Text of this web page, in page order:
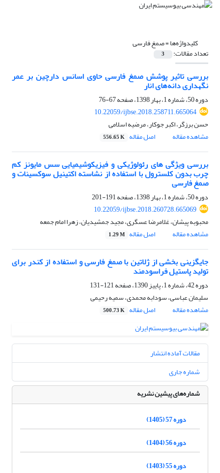
کلیدواژه‌ها =صمغ فارسی
تعداد مقالات: 3
بررسی تاثیر پوشش صمغ فارسی حاوی اسانس دارچین بر عمر
نگهداری دانه‌های انار
دوره 50، شماره 1، بهار 1398، صفحه
67-76
10.22059/ijbse.2018.258711.665064
حسن برزگر، اکبر جوکار، مرضیه اسلامی
مشاهده مقاله
اصل مقاله 556.65 K
بررسی ویژگی های رئولوژیکی و فیزیکوشیمیایی سس مایونز کم
چرب بدون کلسترول با استفاده از نشاسته اکتینیل سوکسینات و
صمغ فارسی
دوره 50، شماره 1، بهار 1398، صفحه
191-201
10.22059/ijbse.2018.260728.665069
محبوبه پیشان، غلامرضا عسگری، مجید جمشیدیان، زهرا امام جمعه
مشاهده مقاله
اصل مقاله 1.29 M
جایگزینی بخشی از ژلاتین با صمغ فارسی و استفاده از کندر برای
تولید پاستیل فراسودمند
دوره 42، شماره 1، پاییز 1390، صفحه
121-131
سلیمان عباسی، سودابه محمدی، سمیه رحیمی
مشاهده مقاله
اصل مقاله 500.73 K
مقالات آماده انتشار
شماره جاری
شماره‌های پیشین نشریه
دوره 57 (1405)
دوره 56 (1404)
دوره 55 (1403)